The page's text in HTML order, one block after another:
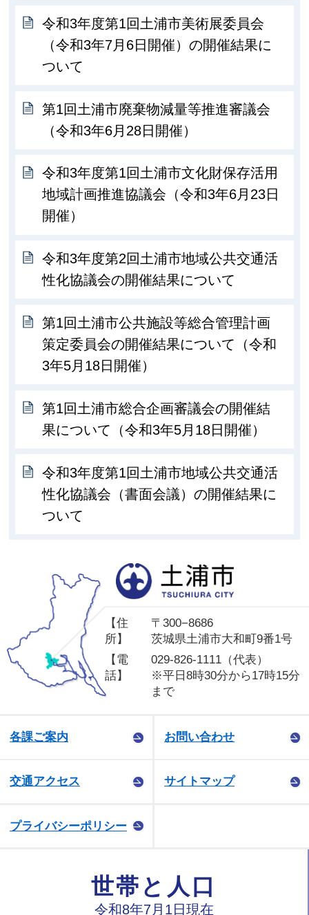
令和3年度第1回土浦市美術展委員会
（令和3年7月6日開催）の開催結果に
ついて
第1回土浦市廃棄物減量等推進審議会
（令和3年6月28日開催）
令和3年度第1回土浦市文化財保存活用
地域計画推進協議会（令和3年6月23日
開催）
令和3年度第2回土浦市地域公共交通活
性化協議会の開催結果について
第1回土浦市公共施設等総合管理計画
策定委員会の開催結果について（令和
3年5月18日開催）
第1回土浦市総合企画審議会の開催結
果について（令和3年5月18日開催）
令和3年度第1回土浦市地域公共交通活
性化協議会（書面会議）の開催結果に
ついて
【住
所】
〒300−8686
茨城県土浦市大和町9番1号
【電
話】
029-826-1111（代表）
※平日8時30分から17時15分
まで
各課ご案内 お問い合わせ
交通アクセス サイトマップ
プライバシーポリシー